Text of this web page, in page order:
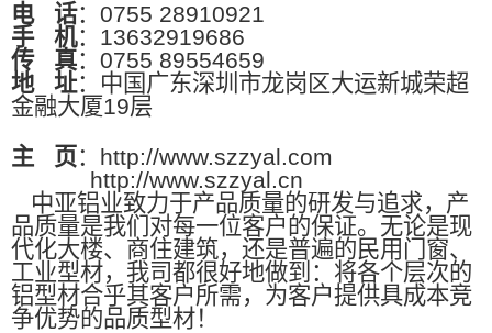
电 话：0755 28910921
手 机：13632919686
传
真：0755 89554659
地
址：中国广东深圳市龙岗区大运新城荣超
金融大厦19层
主
页：http://www.szzyal.com
http://www.szzyal.cn
中亚铝业致力于产品质量的研发与追求，产
品质量是我们对每一位客户的保证。无论是现
代化大楼、商住建筑，还是普遍的民用门窗、
工业型材，我司都很好地做到：将各个层次的
铝型材合乎其客户所需，为客户提供具成本竞
争优势的品质型材！